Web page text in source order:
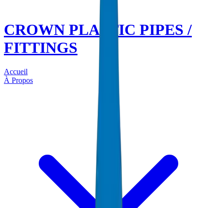
CROWN PLASTIC PIPES /
FITTINGS
Accueil
À Propos